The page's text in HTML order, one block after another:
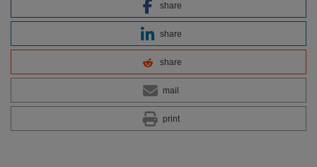
share
share
share
mail
print